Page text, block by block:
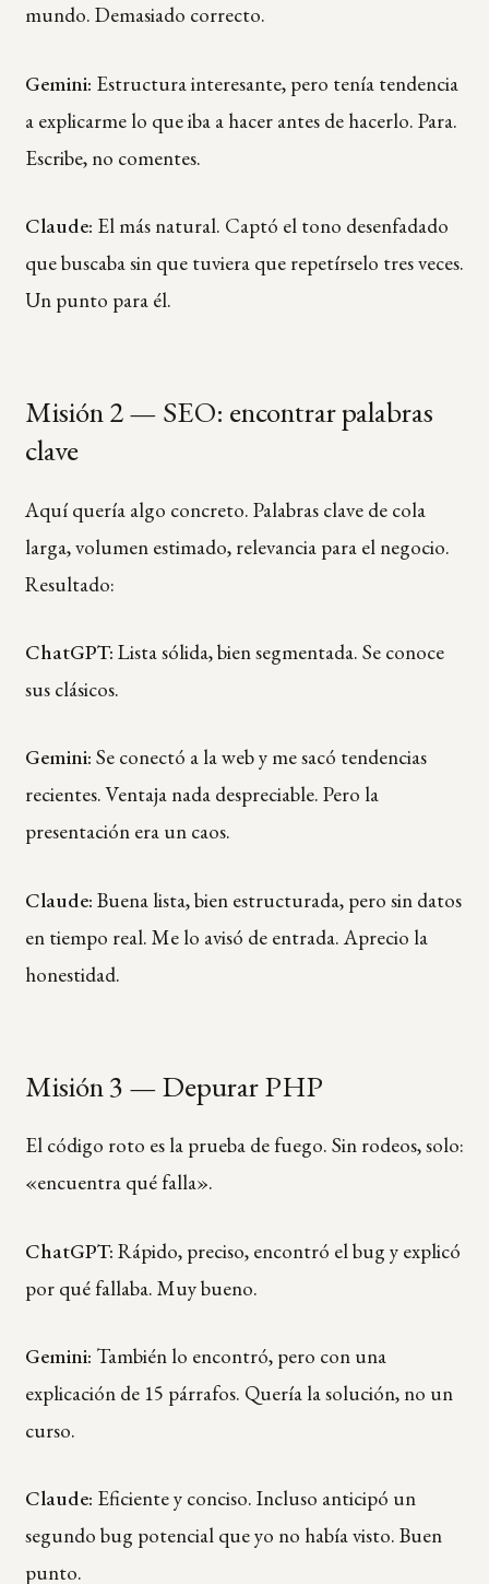
mundo. Demasiado correcto.
Gemini: Estructura interesante, pero tenía tendencia
a explicarme lo que iba a hacer antes de hacerlo. Para.
Escribe, no comentes.
Claude: El más natural. Captó el tono desenfadado
que buscaba sin que tuviera que repetírselo tres veces.
Un punto para él.
Misión 2 — SEO: encontrar palabras
clave
Aquí quería algo concreto. Palabras clave de cola
larga, volumen estimado, relevancia para el negocio.
Resultado:
ChatGPT: Lista sólida, bien segmentada. Se conoce
sus clásicos.
Gemini: Se conectó a la web y me sacó tendencias
recientes. Ventaja nada despreciable. Pero la
presentación era un caos.
Claude: Buena lista, bien estructurada, pero sin datos
en tiempo real. Me lo avisó de entrada. Aprecio la
honestidad.
Misión 3 — Depurar PHP
El código roto es la prueba de fuego. Sin rodeos, solo:
«encuentra qué falla».
ChatGPT: Rápido, preciso, encontró el bug y explicó
por qué fallaba. Muy bueno.
Gemini: También lo encontró, pero con una
explicación de 15 párrafos. Quería la solución, no un
curso.
Claude: Eficiente y conciso. Incluso anticipó un
segundo bug potencial que yo no había visto. Buen
punto.